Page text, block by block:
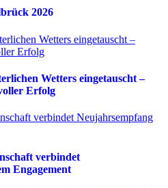
2026
Wetters eingetauscht –
Erfolg
verbindet
Engagement